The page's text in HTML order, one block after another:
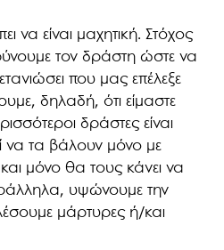
να είναι μαχητική. Στόχος
τον δράστη ώστε να
που μας επέλεξε
δηλαδή, ότι είμαστε
δράστες είναι
να τα βάλουν μόνο με
μόνο θα τους κάνει να
υψώνουμε την
μάρτυρες ή/και